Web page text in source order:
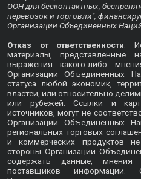
ООН для бесконтактных,
перевозок и торговли",
Организации Объединенных
Отказ от ответственности:
материалы, представленные
выражения какого-либо
Организации Объединенных
статуса любой экономик,
властей, или относительно
или рубежей. Ссылки и
источников, могут не
Организации Объединенных
региональных торговых
и коммерческих продуктов
стороны Организации
содержать данные, мнения
поставщиков информации.